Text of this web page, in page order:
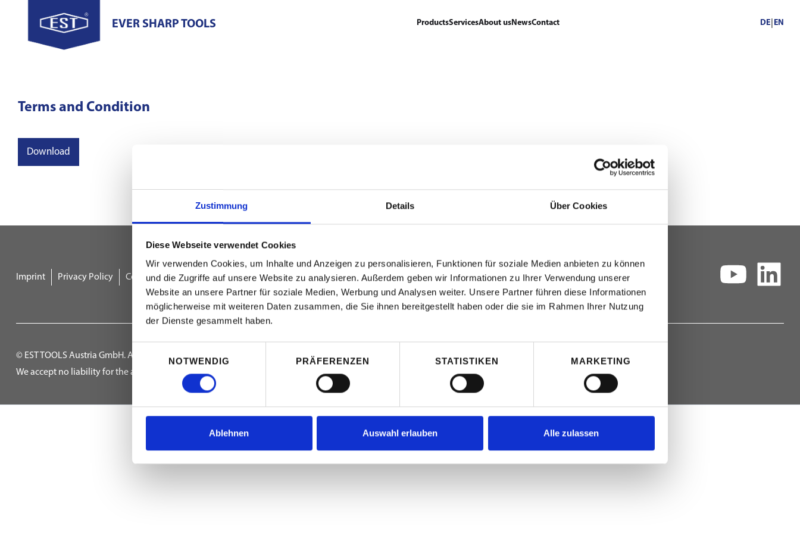
Zustimmung Details Über Cookies
Diese Webseite verwendet Cookies
Wir verwenden Cookies, um Inhalte und Anzeigen zu personalisieren, Funktionen für soziale Medien anbieten zu können
und die Zugriffe auf unsere Website zu analysieren. Außerdem geben wir Informationen zu Ihrer Verwendung unserer
Website an unsere Partner für soziale Medien, Werbung und Analysen weiter. Unsere Partner führen diese Informationen
möglicherweise mit weiteren Daten zusammen, die Sie ihnen bereitgestellt haben oder die sie im Rahmen Ihrer Nutzung
der Dienste gesammelt haben.
n
i
g
NOTWENDIG PRÄFERENZEN STATISTIKEN MARKETING
Ablehnen Auswahl erlauben Alle zulassen
EVER SHARP TOOLS ProductsServicesAbout usNewsContact DE EN
Terms and Condition
Download
Imprint Privacy Policy Cookie Policy Terms and Conditions
© EST TOOLS Austria GmbH. All content on this website is protected by copyright.
We accept no liability for the accuracy and completeness of the information provided. Subject to changes and errors.